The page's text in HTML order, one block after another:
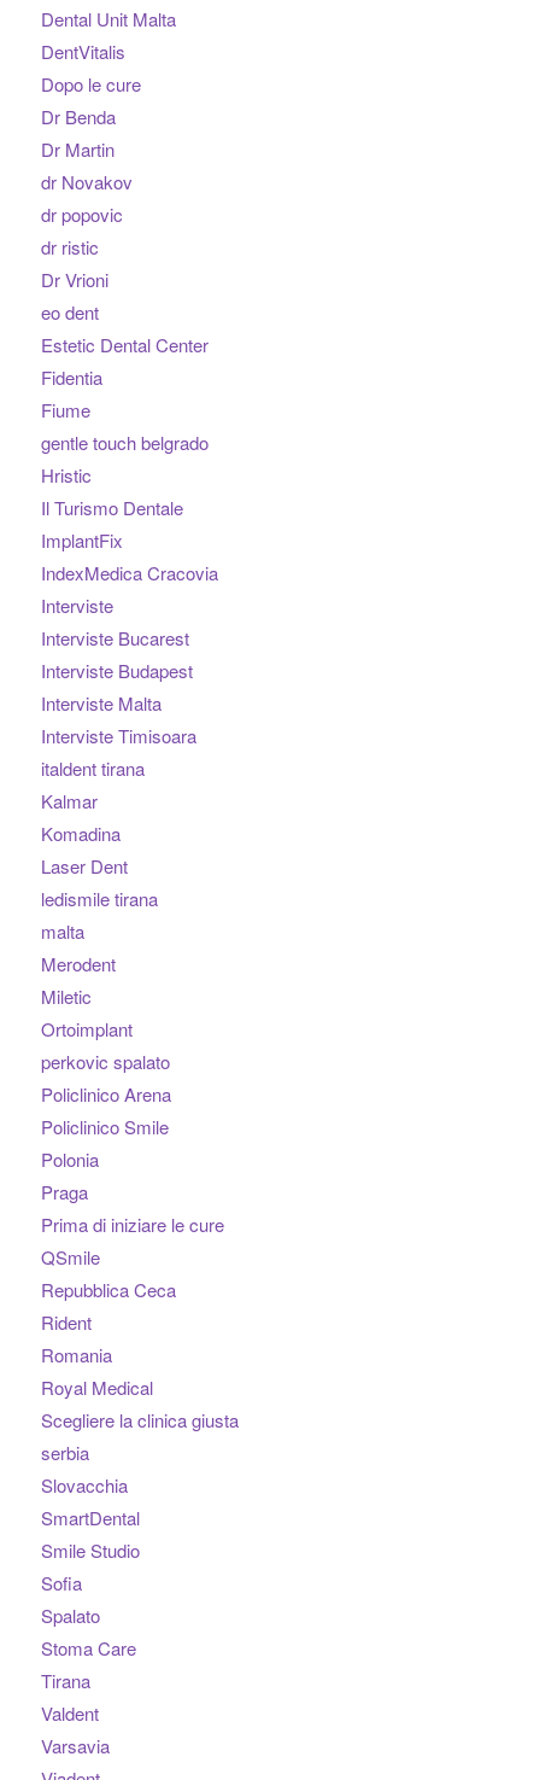
Dental Unit Malta
DentVitalis
Dopo le cure
Dr Benda
Dr Martin
dr Novakov
dr popovic
dr ristic
Dr Vrioni
eo dent
Estetic Dental Center
Fidentia
Fiume
gentle touch belgrado
Hristic
Il Turismo Dentale
ImplantFix
IndexMedica Cracovia
Interviste
Interviste Bucarest
Interviste Budapest
Interviste Malta
Interviste Timisoara
italdent tirana
Kalmar
Komadina
Laser Dent
ledismile tirana
malta
Merodent
Miletic
Ortoimplant
perkovic spalato
Policlinico Arena
Policlinico Smile
Polonia
Praga
Prima di iniziare le cure
QSmile
Repubblica Ceca
Rident
Romania
Royal Medical
Scegliere la clinica giusta
serbia
Slovacchia
SmartDental
Smile Studio
Sofia
Spalato
Stoma Care
Tirana
Valdent
Varsavia